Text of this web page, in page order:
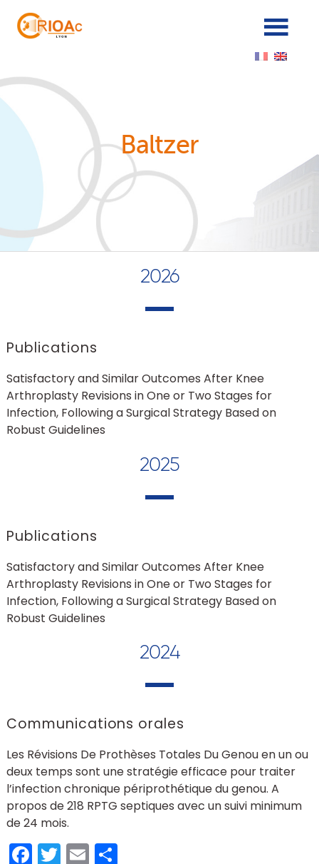
Baltzer
2026
Publications
Satisfactory and Similar Outcomes After Knee
Arthroplasty Revisions in One or Two Stages for
Infection, Following a Surgical Strategy Based on
Robust Guidelines
2025
Publications
Satisfactory and Similar Outcomes After Knee
Arthroplasty Revisions in One or Two Stages for
Infection, Following a Surgical Strategy Based on
Robust Guidelines
2024
Communications orales
Les Révisions De Prothèses Totales Du Genou en un ou
deux temps sont une stratégie efficace pour traiter
l’infection chronique périprothétique du genou. A
propos de 218 RPTG septiques avec un suivi minimum
de 24 mois.
Facebook
Twitter
EmailShare
Cookies management panel